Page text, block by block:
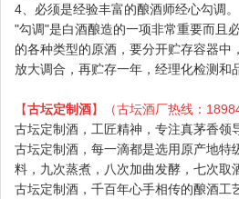
4、必须是经验丰富的酿酒师经心勾调。
"勾调"是白酒酿造的一项非常重要而且
的各种类型的原酒，要分开贮存容器
放大调合，再贮存一年，经理化检测和
【古坛定制酒】（古坛酒厂热线：
古坛定制酒，工匠精神，专注真茅香领
古坛定制酒，每一滴都是选用原产地
料，九次蒸煮，八次加曲发酵，七次
古坛定制酒，千百年心手相传的酿酒